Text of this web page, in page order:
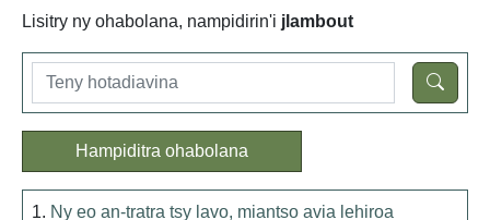
Lisitry ny ohabolana, nampidirin'i jlambout
Hampiditra ohabolana
1. Ny eo an-tratra tsy lavo, miantso avia lehiroa